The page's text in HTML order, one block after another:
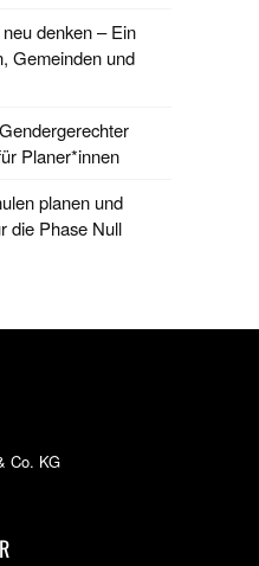
denken – Ein
Gemeinden und
Planer*innen
planen und
die Phase Null
Co. KG